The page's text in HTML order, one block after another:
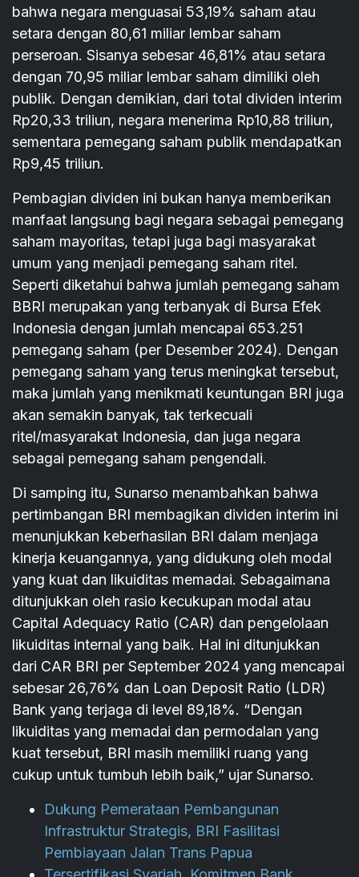
bahwa negara menguasai 53,19% saham atau
setara dengan 80,61 miliar lembar saham
perseroan. Sisanya sebesar 46,81% atau setara
dengan 70,95 miliar lembar saham dimiliki oleh
publik. Dengan demikian, dari total dividen interim
Rp20,33 triliun, negara menerima Rp10,88 triliun,
sementara pemegang saham publik mendapatkan
Rp9,45 triliun.
Pembagian dividen ini bukan hanya memberikan
manfaat langsung bagi negara sebagai pemegang
saham mayoritas, tetapi juga bagi masyarakat
umum yang menjadi pemegang saham ritel.
Seperti diketahui bahwa jumlah pemegang saham
BBRI merupakan yang terbanyak di Bursa Efek
Indonesia dengan jumlah mencapai 653.251
pemegang saham (per Desember 2024). Dengan
pemegang saham yang terus meningkat tersebut,
maka jumlah yang menikmati keuntungan BRI juga
akan semakin banyak, tak terkecuali
ritel/masyarakat Indonesia, dan juga negara
sebagai pemegang saham pengendali.
Di samping itu, Sunarso menambahkan bahwa
pertimbangan BRI membagikan dividen interim ini
menunjukkan keberhasilan BRI dalam menjaga
kinerja keuangannya, yang didukung oleh modal
yang kuat dan likuiditas memadai. Sebagaimana
ditunjukkan oleh rasio kecukupan modal atau
Capital Adequacy Ratio (CAR) dan pengelolaan
likuiditas internal yang baik. Hal ini ditunjukkan
dari CAR BRI per September 2024 yang mencapai
sebesar 26,76% dan Loan Deposit Ratio (LDR)
Bank yang terjaga di level 89,18%. “Dengan
likuiditas yang memadai dan permodalan yang
kuat tersebut, BRI masih memiliki ruang yang
cukup untuk tumbuh lebih baik,” ujar Sunarso.
Dukung Pemerataan Pembangunan
Infrastruktur Strategis, BRI Fasilitasi
Pembiayaan Jalan Trans Papua